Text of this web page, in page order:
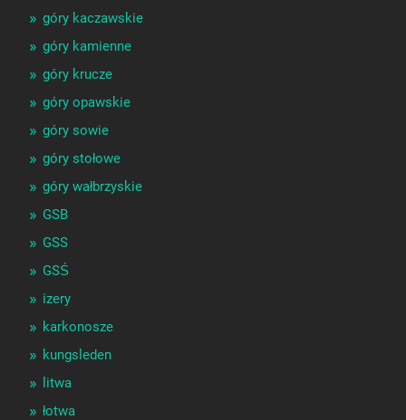
góry kaczawskie
góry kamienne
góry krucze
góry opawskie
góry sowie
góry stołowe
góry wałbrzyskie
GSB
GSS
GSŚ
izery
karkonosze
kungsleden
litwa
łotwa